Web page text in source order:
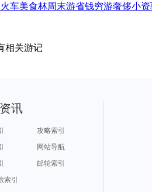
火车美食林周末游省钱穷游奢侈小资
相关游记
讯
攻略索引
网站导航
邮轮索引
索引